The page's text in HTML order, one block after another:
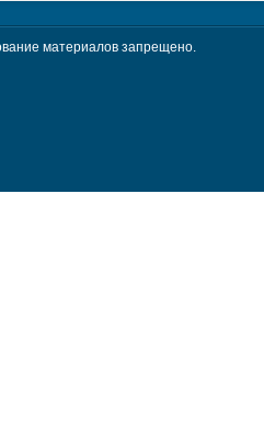
материалов запрещено.